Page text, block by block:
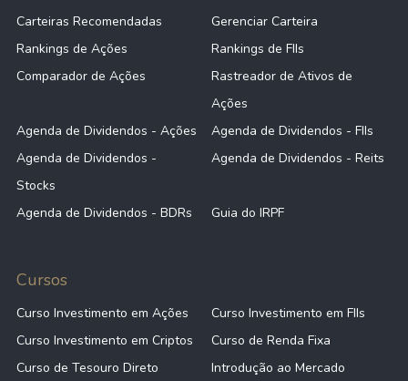
Carteiras Recomendadas
Gerenciar Carteira
Rankings de Ações
Rankings de FIIs
Comparador de Ações
Rastreador de Ativos de
Ações
Agenda de Dividendos - Ações
Agenda de Dividendos - FIIs
Agenda de Dividendos -
Stocks
Agenda de Dividendos - Reits
Agenda de Dividendos - BDRs Guia do IRPF
Cursos
Curso Investimento em Ações
Curso Investimento em FIIs
Curso Investimento em Criptos
Curso de Renda Fixa
Curso de Tesouro Direto
Introdução ao Mercado